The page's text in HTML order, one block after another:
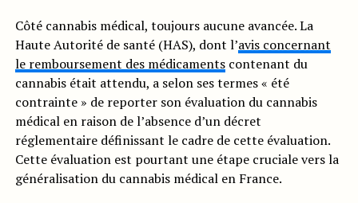
Côté cannabis médical, toujours aucune avancée. La
Haute Autorité de santé (HAS), dont l’avis concernant
le remboursement des médicamentscontenant du
cannabis était attendu, a selon ses termes « été
contrainte » de reporter son évaluation du cannabis
médical en raison de l’absence d’un décret
réglementaire définissant le cadre de cette évaluation.
Cette évaluation est pourtant une étape cruciale vers la
généralisation du cannabis médical en France.